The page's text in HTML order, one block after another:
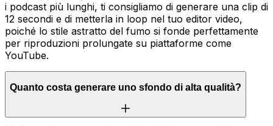
i podcast più lunghi, ti consigliamo di generare una clip di
12 secondi e di metterla in loop nel tuo editor video,
poiché lo stile astratto del fumo si fonde perfettamente
per riproduzioni prolungate su piattaforme come
YouTube.
Quanto costa generare uno sfondo di alta qualità?